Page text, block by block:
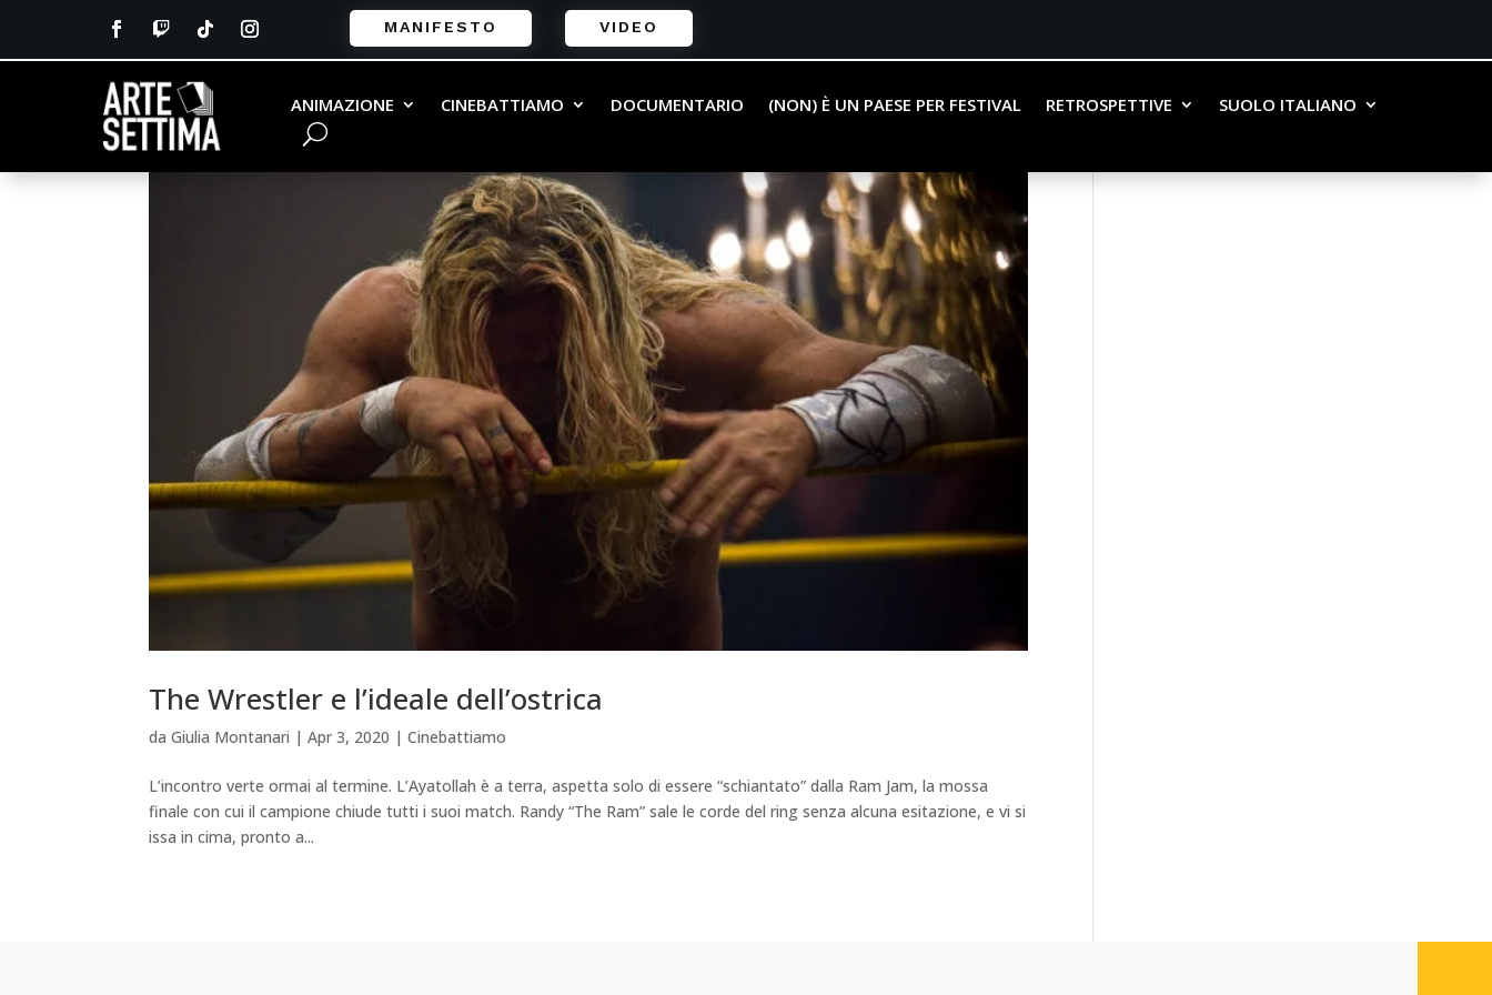
MANIFESTO VIDEO
ANIMAZIONE CINEBATTIAMO DOCUMENTARIO (NON) È UN PAESE PER FESTIVAL RETROSPETTIVE SUOLO ITALIANO
The Wrestler e l’ideale dell’ostrica
daGiulia Montanari |Apr 3, 2020 |Cinebattiamo
L’incontro verte ormai al termine. L’Ayatollah è a terra, aspetta solo di essere “schiantato” dalla Ram Jam, la mossa
finale con cui il campione chiude tutti i suoi match. Randy “The Ram” sale le corde del ring senza alcuna esitazione, e vi si
issa in cima, pronto a...